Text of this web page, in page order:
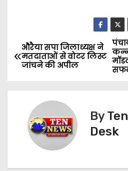
P
o
s
औरैया सपा जिलाध्यक्ष ने
मतदाताओं से वोटर लिस्ट
जांचने की अपील
By
Desk